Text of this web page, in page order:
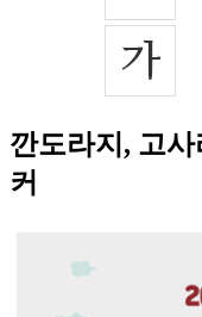
깐도라지, 고사
커